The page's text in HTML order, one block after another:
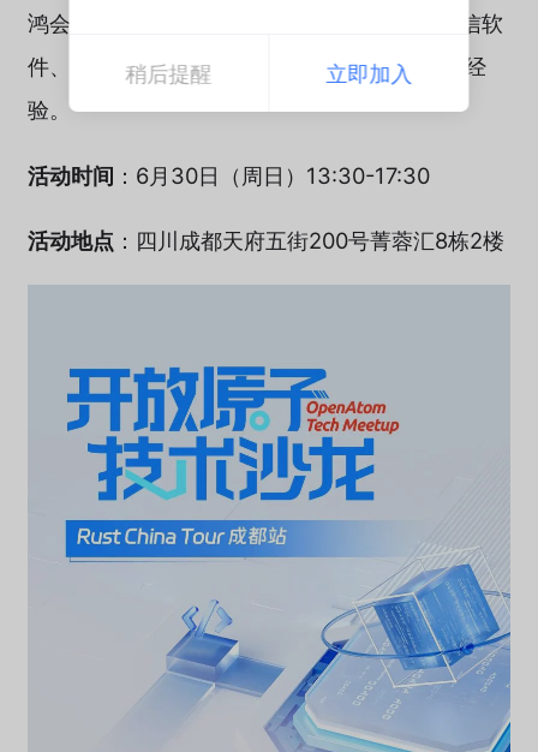
稍后提醒 立即加入
鸿会共同举办，届时将有来自蚂蚁、华为、统信软
件、长桥、达坦科技的Rust技术专家分享宝贵经
验。
活动时间 ：6月30日（周日）13:30-17:30
活动地点 ：四川成都天府五街200号菁蓉汇8栋2楼